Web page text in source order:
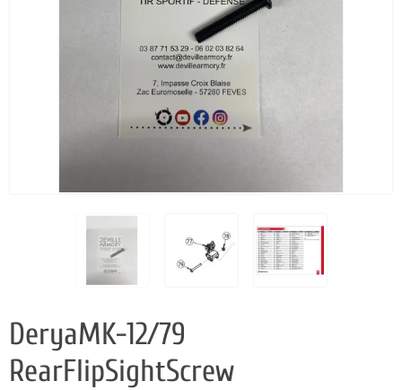
DeryaMK-12/79
RearFlipSightScrew